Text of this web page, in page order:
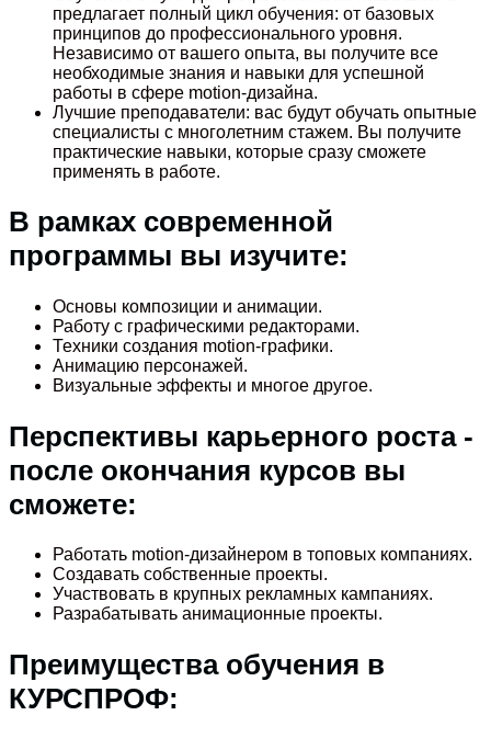
предлагает полный цикл обучения: от базовых
принципов до профессионального уровня.
Независимо от вашего опыта, вы получите все
необходимые знания и навыки для успешной
работы в сфере motion-дизайна.
Лучшие преподаватели: вас будут обучать опытные
специалисты с многолетним стажем. Вы получите
практические навыки, которые сразу сможете
применять в работе.
В рамках современной
программы вы изучите:
Основы композиции и анимации.
Работу с графическими редакторами.
Техники создания motion-графики.
Анимацию персонажей.
Визуальные эффекты и многое другое.
Перспективы карьерного роста -
после окончания курсов вы
сможете:
Работать motion-дизайнером в топовых компаниях.
Создавать собственные проекты.
Участвовать в крупных рекламных кампаниях.
Разрабатывать анимационные проекты.
Преимущества обучения в
КУРСПРОФ: